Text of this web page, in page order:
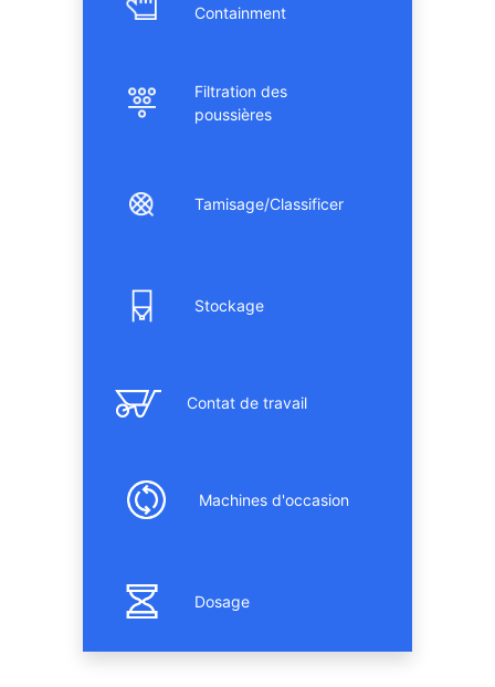
Containment
Filtration des
poussières
Tamisage/Classificer
Stockage
Contat de travail
Machines d'occasion
Dosage